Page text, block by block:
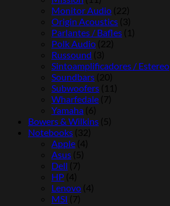
Monitor Audio (22)
Origin Acoustics (3)
Parlantes / Bafles (1)
Polk Audio (22)
Russound (3)
Sintoamplificadores / Estereo
Soundbars (20)
Subwoofers (11)
Wharfedale (7)
Yamaha (6)
Bowers & Wilkins (5)
Notebooks (32)
Apple (4)
Asus (5)
Dell (7)
HP (4)
Lenovo (4)
MSI (7)